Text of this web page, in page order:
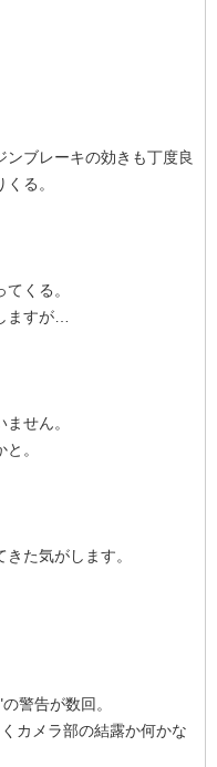
ブレーキの効きも丁度良
る。
くる。
ますが…
せん。
。
た気がします。
警告が数回。
カメラ部の結露か何かな